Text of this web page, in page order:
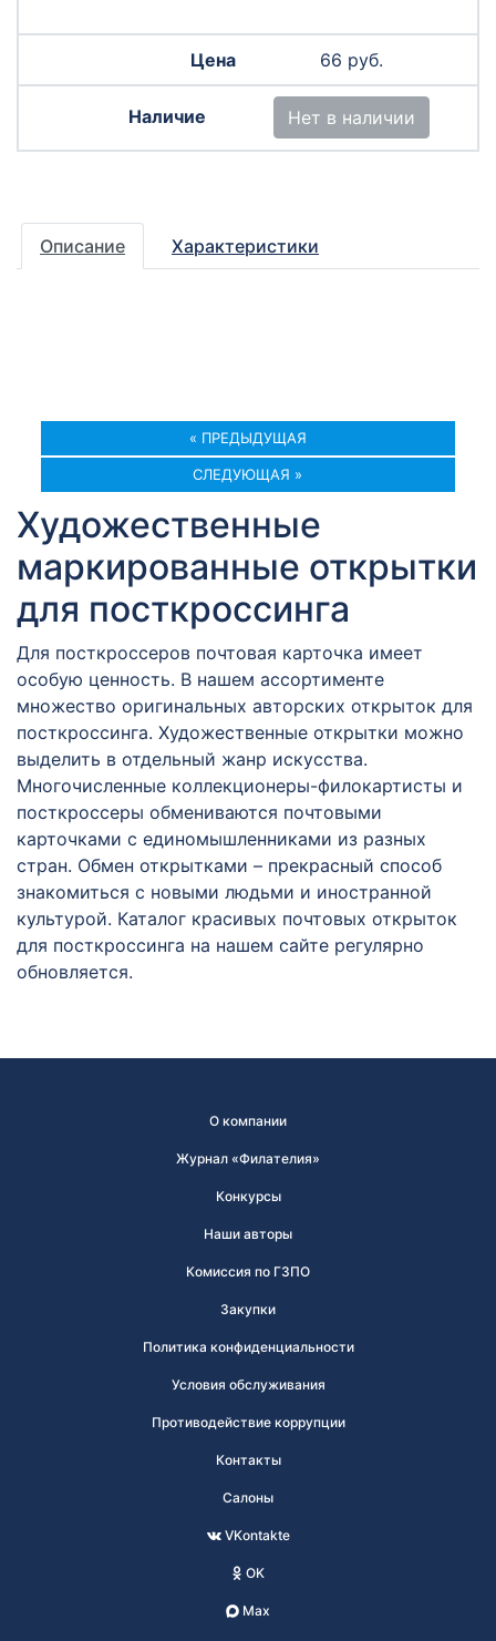
66 руб.
Нет в наличии
Описание Характеристики
« ПРЕДЫДУЩАЯ
СЛЕДУЮЩАЯ »
Художественные
маркированные открытки
для посткроссинга
Для посткроссеров почтовая карточка имеет
особую ценность. В нашем ассортименте
множество оригинальных авторских открыток для
посткроссинга. Художественные открытки можно
выделить в отдельный жанр искусства.
Многочисленные коллекционеры-филокартисты и
посткроссеры обмениваются почтовыми
карточками с единомышленниками из разных
стран. Обмен открытками – прекрасный способ
знакомиться с новыми людьми и иностранной
культурой. Каталог красивых почтовых открыток
для посткроссинга на нашем сайте регулярно
обновляется.
О компании
Журнал «Филателия»
Конкурсы
Наши авторы
Комиссия по ГЗПО
Закупки
Политика конфиденциальности
Условия обслуживания
Противодействие коррупции
Контакты
Салоны
VKontakte
OK
Max